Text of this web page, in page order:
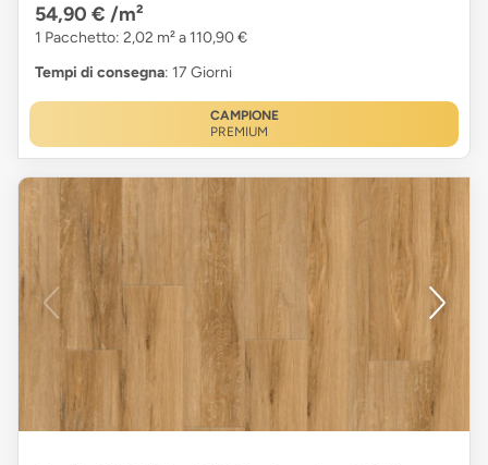
54,90 € /m²
1 Pacchetto: 2,02 m² a 110,90 €
Tempi di consegna: 17 Giorni
CAMPIONE
PREMIUM